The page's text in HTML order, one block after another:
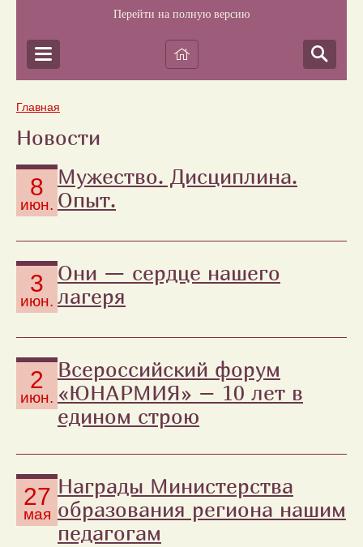
Перейти на полную версию
Главная
Новости
8
июн.
Мужество. Дисциплина.
Опыт.
3
июн.
Они — сердце нашего
лагеря
2
июн.
Всероссийский форум
«ЮНАРМИЯ» – 10 лет в
едином строю
27
мая
Награды Министерства
образования региона нашим
педагогам